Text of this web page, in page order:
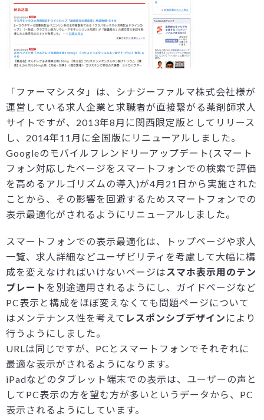
「ファーマシスタ」は、シナジーファルマ株式会社様が
運営している求人企業と求職者が直接繋がる薬剤師求人
サイトですが、2013年8月に関西限定版としてリリース
し、2014年11月に全国版にリニューアルしました。
Googleのモバイルフレンドリーアップデート(スマート
フォン対応したページをスマートフォンでの検索で評価
を高めるアルゴリズムの導入)が4月21日から実施された
ことから、その影響を回避するためスマートフォンでの
表示最適化がされるようにリニューアルしました。
スマートフォンでの表示最適化は、トップページや求人
一覧、求人詳細などユーザビリティを考慮して大幅に構
成を変えなければいけないページはスマホ表示用のテン
プレート を別途適用されるようにし、ガイドページなど
PC表示と構成をほぼ変えなくても問題ページについて
はメンテナンス性を考えて レスポンシブデザイン により
行うようにしました。
URLは同じですが、PCとスマートフォンでそれぞれに
最適な表示がされるようになります。
iPadなどのタブレット端末での表示は、ユーザーの声と
してPC表示の方を望む方が多いというデータから、PC
表示されるようにしています。